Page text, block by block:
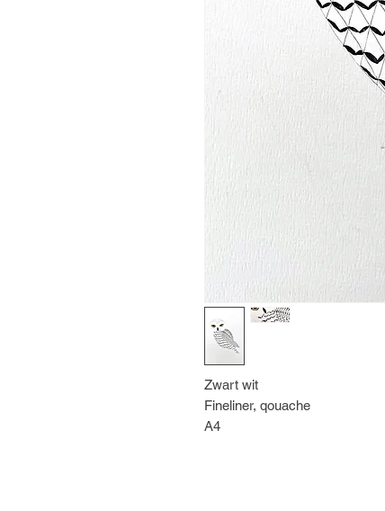
Zwart wit
Fineliner, qouache
A4